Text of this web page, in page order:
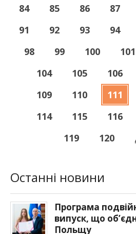
84
85 86 87
91
92 93 94
98
99 100 101
104
105 106
109
110 111
114
115 116
119
120
Останні новини
Програма
випуск, що
Польщу